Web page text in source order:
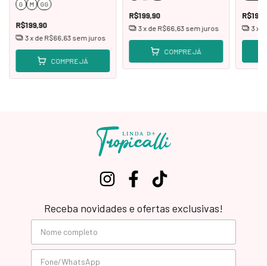
G M GG
R$199,90
3x de R$66,63 sem juros
COMPRE JÁ
R$199,90
3x de R$66,63 sem juros
COMPRE JÁ
3 x
Receba novidades e ofertas exclusivas!